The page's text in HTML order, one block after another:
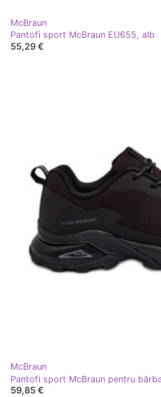
McBraun
Pantofi sport McBraun EU655, alb
55,29 €
McBraun
Pantofi sport McBraun pentru
59,85 €